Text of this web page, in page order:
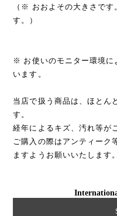
（※ おおよその大きさで
す。）
※ お使いのモニター環境に
います。
当店で扱う商品は、ほとん
す。
経年によるキズ、汚れ等が
ご購入の際はアンティーク
ますようお願いいたします。